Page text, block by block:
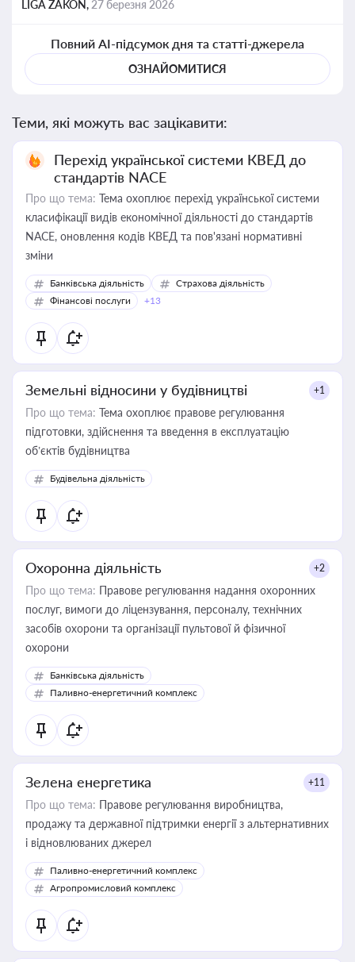
LIGA ZAKON, 27 березня 2026
Повний AI-підсумок дня та статті-джерела
ОЗНАЙОМИТИСЯ
Теми, які можуть вас зацікавити:
Перехід української системи КВЕД до
стандартів NACE
Про що тема: Тема охоплює перехід української системи
класифікації видів економічної діяльності до стандартів
NACE, оновлення кодів КВЕД та пов'язані нормативні
зміни
Банківська діяльність
Страхова діяльність
Фінансові послуги
+13
Земельні відносини у будівництві +1
Про що тема: Тема охоплює правове регулювання
підготовки, здійснення та введення в експлуатацію
об’єктів будівництва
Будівельна діяльність
Охоронна діяльність +2
Про що тема: Правове регулювання надання охоронних
послуг, вимоги до ліцензування, персоналу, технічних
засобів охорони та організації пультової й фізичної
охорони
Банківська діяльність
Паливно-енергетичний комплекс
Зелена енергетика +11
Про що тема: Правове регулювання виробництва,
продажу та державної підтримки енергії з альтернативних
і відновлюваних джерел
Паливно-енергетичний комплекс
Агропромисловий комплекс